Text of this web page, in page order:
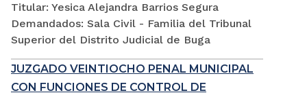
Titular: Yesica Alejandra Barrios Segura
Demandados: Sala Civil - Familia del Tribunal
Superior del Distrito Judicial de Buga
JUZGADO VEINTIOCHO PENAL MUNICIPAL
CON FUNCIONES DE CONTROL DE